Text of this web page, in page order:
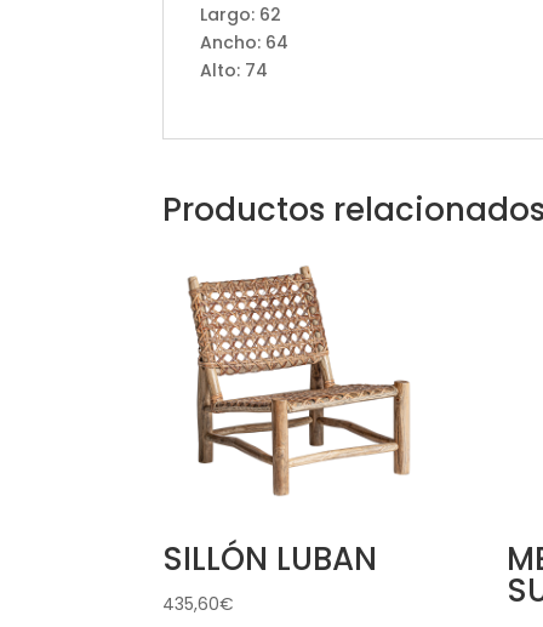
Largo: 62
Ancho: 64
Alto: 74
Productos
SILLÓN LUBAN
435,60€